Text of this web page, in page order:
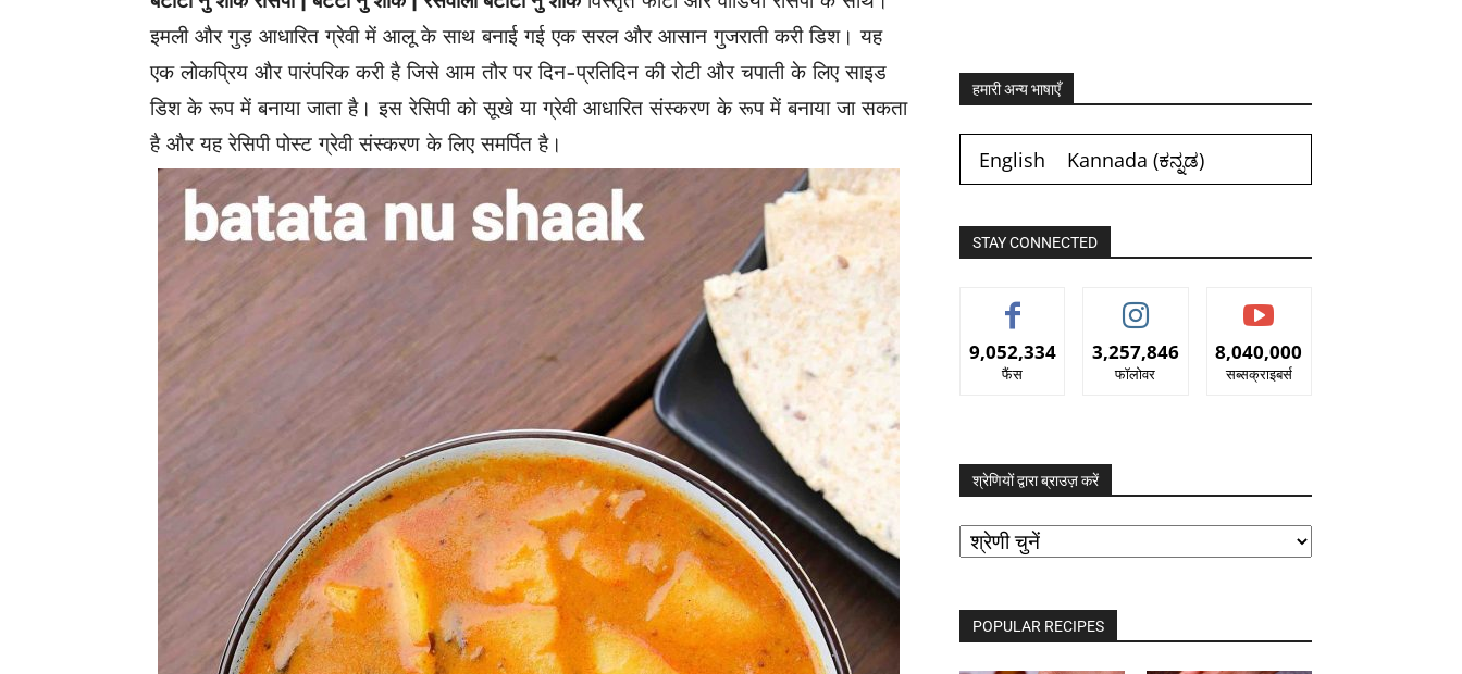
इमली और गुड़ आधारित ग्रेवी में आलू के साथ बनाई गई एक सरल और आसान गुजराती करी डिश। यह
एक लोकप्रिय और पारंपरिक करी है जिसे आम तौर पर दिन-प्रतिदिन की रोटी और चपाती के लिए साइड
डिश के रूप में बनाया जाता है। इस रेसिपी को सूखे या ग्रेवी आधारित संस्करण के रूप में बनाया जा सकता
है और यह रेसिपी पोस्ट ग्रेवी संस्करण के लिए समर्पित है।
हमारी अन्य भाषाएँ
English Kannada (ಕನ್ನಡ)
STAY CONNECTED
9,052,334
फैंस
3,257,846
फॉलोवर
8,040,000
सब्सक्राइबर्स
श्रेणियों द्वारा ब्राउज़ करें
श्रेणियों
द्वारा
ब्राउज़
POPULAR RECIPES